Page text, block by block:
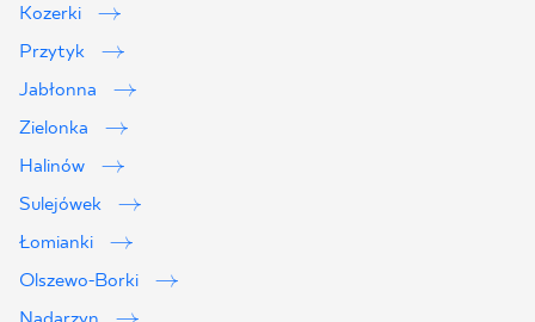
Kozerki
Przytyk
Jabłonna
Zielonka
Halinów
Sulejówek
Łomianki
Olszewo-Borki